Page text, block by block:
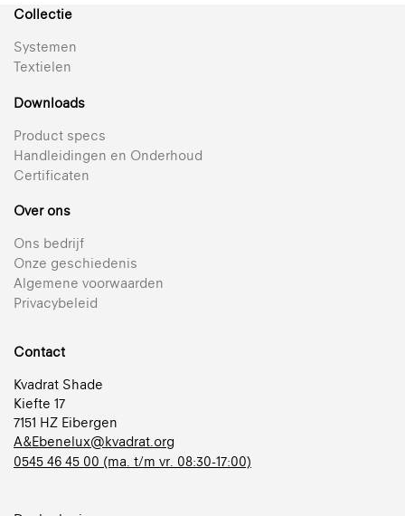
Collectie
Systemen
Textielen
Downloads
Product specs
Handleidingen en Onderhoud
Certificaten
Over ons
Ons bedrijf
Onze geschiedenis
Algemene voorwaarden
Privacybeleid
Contact
Kvadrat Shade
Kiefte 17
7151 HZ Eibergen
A&Ebenelux@kvadrat.org
0545 46 45 00 (ma. t/m vr. 08:30-17:00)